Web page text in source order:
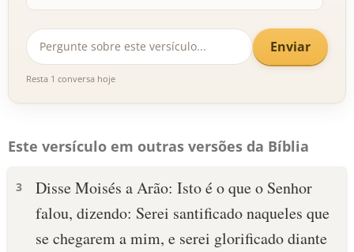
Enviar
Resta 1 conversa hoje
Este versículo em outras versões da Bíblia
3
Disse Moisés a Arão: Isto é o que o Senhor
falou, dizendo: Serei santificado naqueles que
se chegarem a mim, e serei glorificado diante